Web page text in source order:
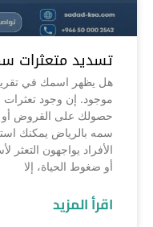
تسديد متعثرات سمه
هل يظهر اسمك في
موجود. إن وجود تعثرات
حصولك على القروض أو
سمه بالرياض يمكنك
الأفراد يواجهون التعثر
أو ضغوط الحياة، إلا
اقرأ المزيد